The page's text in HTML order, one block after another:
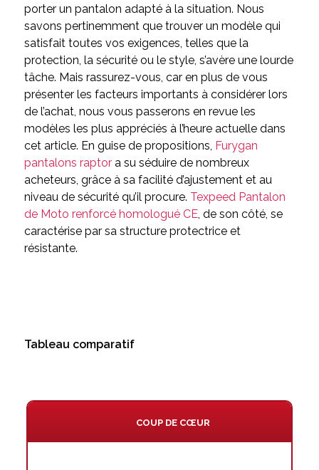
porter un pantalon adapté à la situation. Nous
savons pertinemment que trouver un modèle qui
satisfait toutes vos exigences, telles que la
protection, la sécurité ou le style, s’avère une lourde
tâche. Mais rassurez-vous, car en plus de vous
présenter les facteurs importants à considérer lors
de l’achat, nous vous passerons en revue les
modèles les plus appréciés à l’heure actuelle dans
cet article. En guise de propositions, Furygan
pantalons raptora su séduire de nombreux
acheteurs, grâce à sa facilité d’ajustement et au
niveau de sécurité qu’il procure. Texpeed Pantalon
de Moto renforcé homologué CE, de son côté, se
caractérise par sa structure protectrice et
résistante.
Tableau comparatif
COUP DE CŒUR